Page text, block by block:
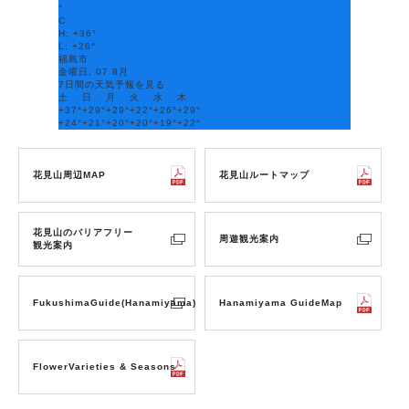
°
C
H: +36°
L: +26°
福島市
金曜日, 07 8月
7日間の天気予報を見る
土
日 月 火 水
木
+37°+29°+29°+22°+26°+29°
+24°+21°+20°+20°+19°+22°
花見山周辺MAP 花見山ルートマップ
花見山のバリアフリー
観光案内
周遊観光案内
FukushimaGuide(Hanamiyama) Hanamiyama GuideMap
FlowerVarieties & Seasons